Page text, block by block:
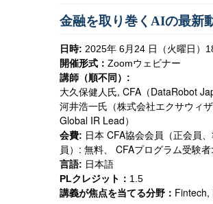
金融を取り巻く AIの最新
日時: 2025年 6月 24 日（火曜日）
開催形式： Zoomウェビナー
講師（順不同） :
大久保健人氏, CFA （DataRobot
河井浩一氏（株式会社エクサウィ
Global IR Lead）
会費: 日本 CFA協会会員（正会員
員） : 無料、 CFAプログラム受験者
言語: 日本語
PLクレジット： 1.5
講義が焦点を当てる分野： Fintech,